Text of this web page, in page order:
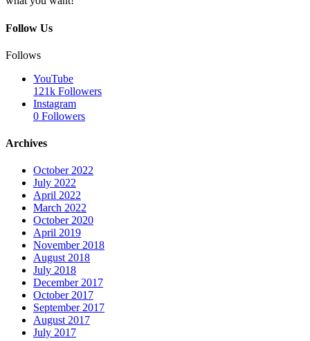
Follow Us
Follows
YouTube
121k Followers
Instagram
0 Followers
Archives
October 2022
July 2022
April 2022
March 2022
October 2020
April 2019
November 2018
August 2018
July 2018
December 2017
October 2017
September 2017
August 2017
July 2017